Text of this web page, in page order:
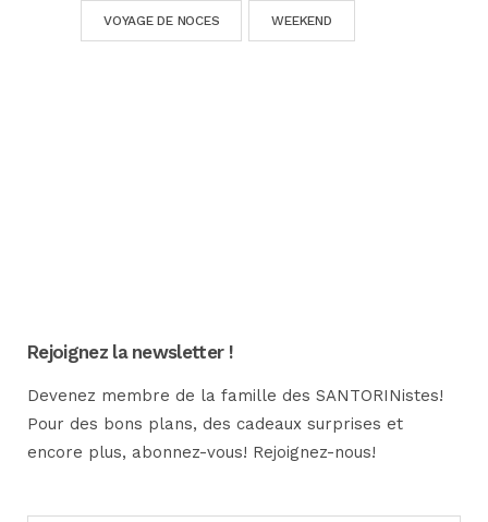
VOYAGE DE NOCES WEEKEND
Rejoignez la newsletter !
Devenez membre de la famille des SANTORINistes!
Pour des bons plans, des cadeaux surprises et
encore plus, abonnez-vous! Rejoignez-nous!